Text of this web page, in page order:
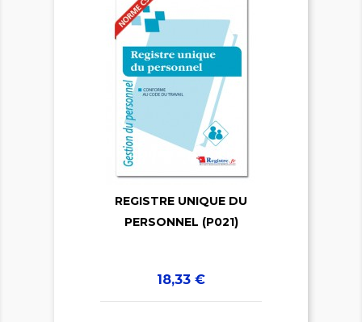


REGISTRE UNIQUE DU
PERSONNEL (P021)
Prix
18,33 €